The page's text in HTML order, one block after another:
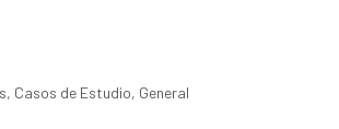
, Casos de Estudio, General